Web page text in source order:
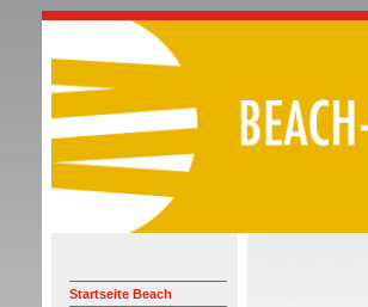
Startseite Beach